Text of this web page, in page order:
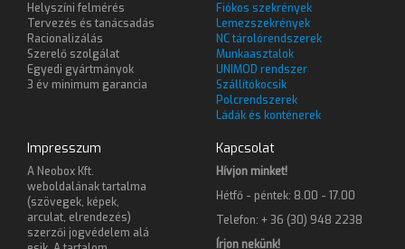
Helyszíni felmérés
Tervezés és tanácsadás
Racionalizálás
Szerelő szolgálat
Egyedi gyártmányok
3 év minimum garancia
Fiókos szekrények
Lemezszekrények
NC tárolórendszerek
Munkaasztalok
UNIMOD rendszer
Szállítókocsik
Polcrendszerek
Ládák és konténerek
Impresszum
A Neobox Kft.
weboldalának tartalma
(szövegek, képek,
arculat, elrendezés)
szerzői jogvédelem alá
Kapcsolat
Hívjon minket!
Hétfő - péntek: 8.00 - 17.00
Telefon: + 36 (30) 948 2238
Írjon nekünk!